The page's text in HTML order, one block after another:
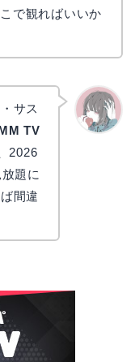
で観ればいいか
サス
TV
2026
題に
間違